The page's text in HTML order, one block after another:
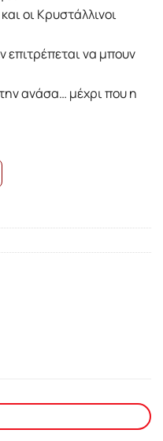
οι Κρυστάλλινοι
επιτρέπεται να μπουν
ανάσα… μέχρι που η